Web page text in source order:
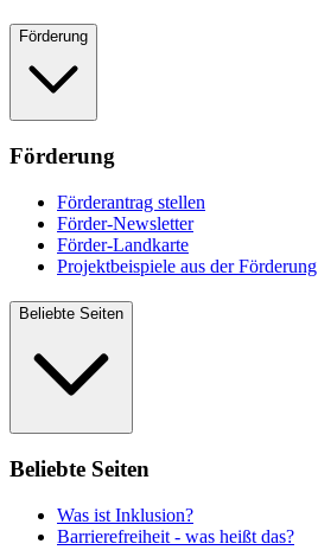
Förderung
Förderung
Förderantrag stellen
Förder-Newsletter
Förder-Landkarte
Projektbeispiele aus der Förderung
Beliebte Seiten
Beliebte Seiten
Was ist Inklusion?
Barrierefreiheit - was heißt das?